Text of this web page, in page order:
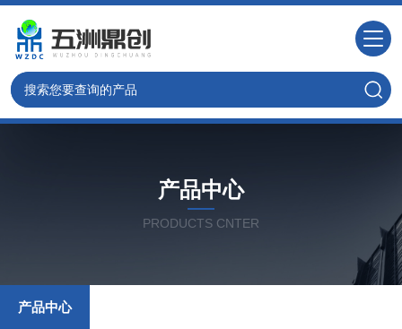
产品中心
PRODUCTS CNTER
产品中心